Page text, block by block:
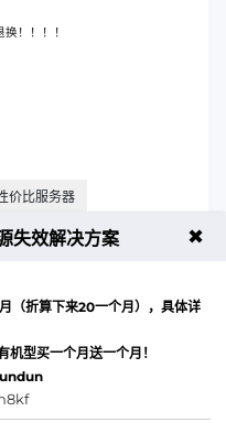
！！！！
价比服务器
更换通知
失效解决方案 ✖
（折算下来20一个月），具体详
型买一个月送一个月！